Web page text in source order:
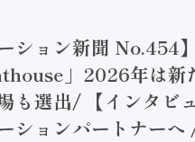
ション新聞 No.454
」2026年は新
も選出/ 【インタビ
ションパートナーへ